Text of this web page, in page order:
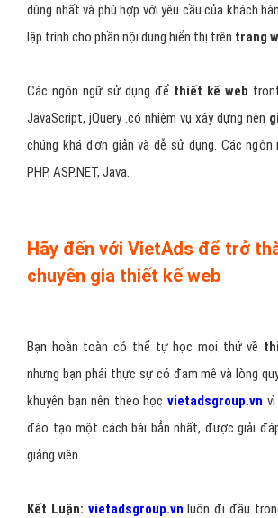
dùng nhất và phù hợp với yêu cầu của khách
lập trình cho phần nội dung hiển thị trên trang
Các ngôn ngữ sử dụng để thiết kế web
JavaScript, jQuery .có nhiệm vụ xây dựng nên
chúng khá đơn giản và dễ sử dụng. Các ngôn
PHP, ASP.NET, Java.
Hãy đến với VietAds để trở
chuyên gia thiết kế web
Bạn hoàn toàn có thể tự học mọi thứ về
nhưng bạn phải thực sự có đam mê và lòng
khuyên bạn nên theo học vietadsgroup.vn
đào tạo một cách bài bẳn nhất, được giải
giảng viên.
Kết Luận: vietadsgroup.vn luôn đi đầu